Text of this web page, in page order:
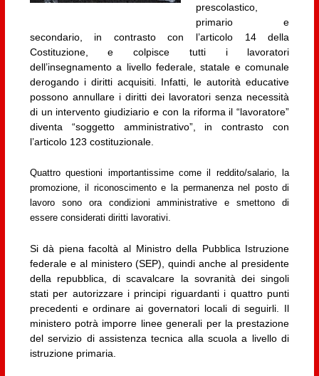
prescolastico,
primario e
secondario, in contrasto con l’articolo 14 della
Costituzione, e colpisce tutti i lavoratori
dell’insegnamento a livello federale, statale e comunale
derogando i diritti acquisiti. Infatti, le autorità educative
possono annullare i diritti dei lavoratori senza necessità
di un intervento giudiziario e con la riforma il “lavoratore”
diventa “soggetto amministrativo”, in contrasto con
l’articolo 123 costituzionale.
Quattro questioni importantissime come il reddito/salario, la
promozione, il riconoscimento e la permanenza nel posto di
lavoro sono ora condizioni amministrative e smettono di
essere considerati diritti lavorativi.
Si dà piena facoltà al Ministro della Pubblica Istruzione
federale e al ministero (SEP), quindi anche al presidente
della repubblica, di scavalcare la sovranità dei singoli
stati per autorizzare i principi riguardanti i quattro punti
precedenti e ordinare ai governatori locali di seguirli. Il
ministero potrà imporre linee generali per la prestazione
del servizio di assistenza tecnica alla scuola a livello di
istruzione primaria.